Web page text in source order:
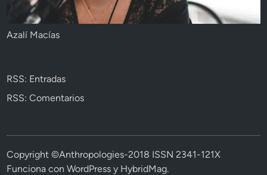
Azalí Macías
RSS: Entradas
RSS: Comentarios
Copyright ©Anthropologies-2018 ISSN 2341-121X
Funciona conWordPress y HybridMag.